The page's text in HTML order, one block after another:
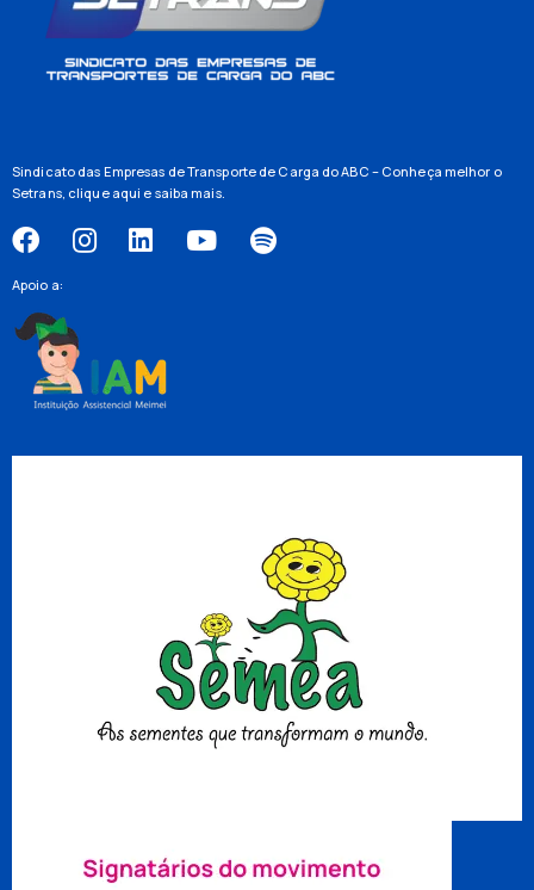
Sindicato das Empresas de Transporte de Carga do ABC – Conheça melhor o
Setrans, clique aqui e saiba mais.
Apoio a: